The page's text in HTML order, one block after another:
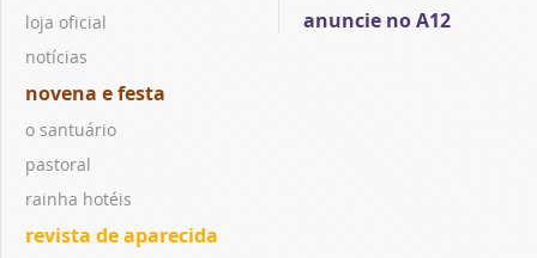
loja oficial
notícias
novena e festa
o santuário
pastoral
rainha hotéis
revista de aparecida
anuncie no A12